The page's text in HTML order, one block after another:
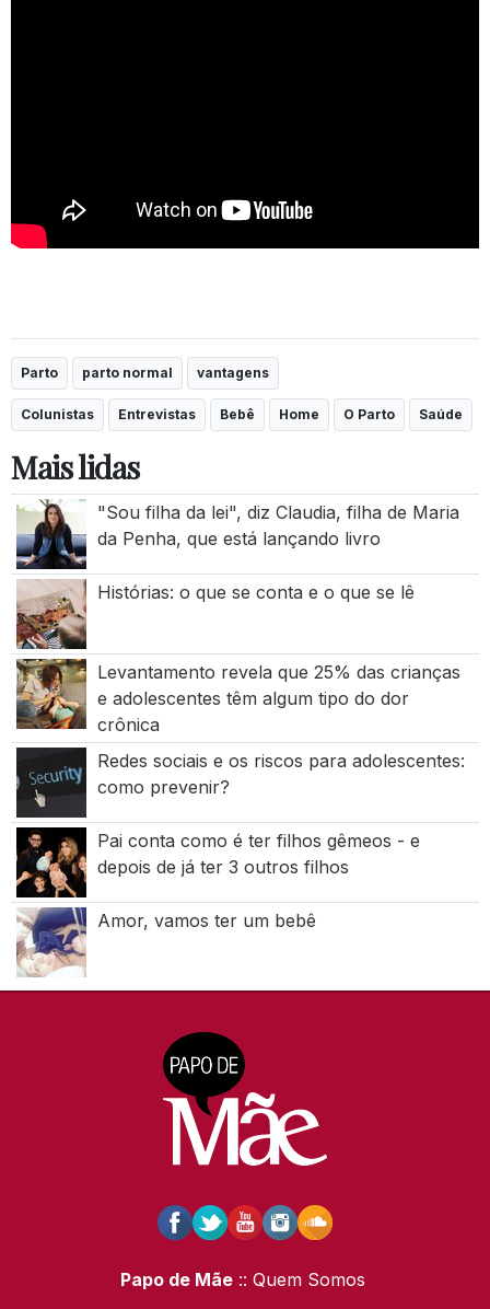
Parto parto normal vantagens
Colunistas Entrevistas Bebê Home O Parto Saúde
Mais lidas
"Sou filha da lei", diz Claudia, filha de Maria
da Penha, que está lançando livro
Histórias: o que se conta e o que se lê
Levantamento revela que 25% das crianças
e adolescentes têm algum tipo do dor
crônica
Redes sociais e os riscos para adolescentes:
como prevenir?
Pai conta como é ter filhos gêmeos - e
depois de já ter 3 outros filhos
Amor, vamos ter um bebê
Papo de Mãe :: Quem Somos